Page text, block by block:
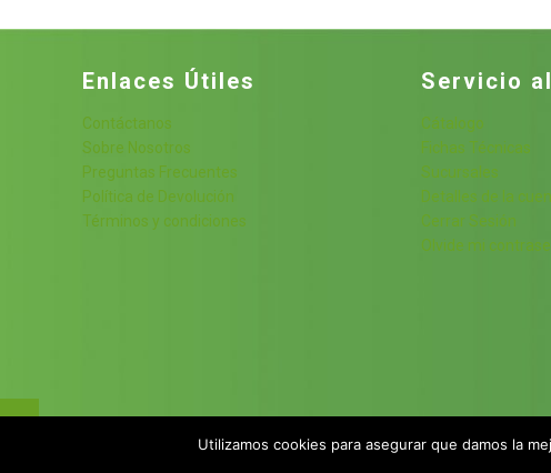
Enlaces Útiles
Contáctanos
Sobre Nosotros
Preguntas Frecuentes
Política de Devolución
Términos y condiciones
Servicio
Cátalogo
Fichas Técnicas
Sucursales
Detalles de la
Cerrar Sesión
Olvide mi
Utilizamos cookies para asegurar que damos la